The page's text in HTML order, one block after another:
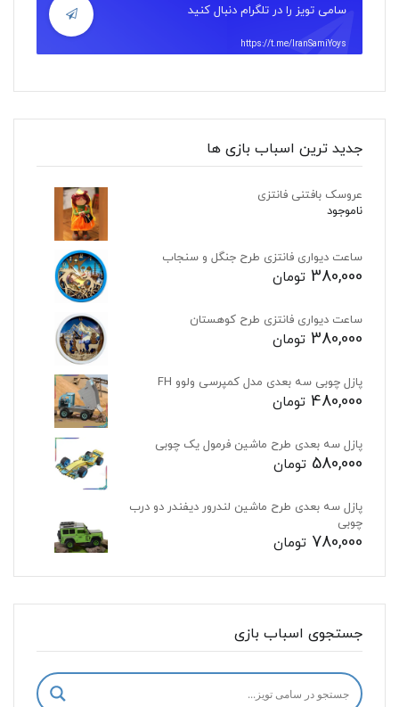
سامی تویز را در تلگرام دنبال کنید
https://t.me/IranSamiYoys
جدید ترین اسباب بازی ها
عروسک بافتنی فانتزی
ناموجود
ساعت دیواری فانتزی طرح جنگل و سنجاب
380,000 تومان
ساعت دیواری فانتزی طرح کوهستان
380,000 تومان
پازل چوبی سه بعدی مدل کمپرسی ولوو FH
480,000 تومان
پازل سه بعدی طرح ماشین فرمول یک چوبی
580,000 تومان
پازل سه بعدی طرح ماشین لندرور دیفندر دو درب
چوبی
780,000 تومان
جستجوی اسباب بازی